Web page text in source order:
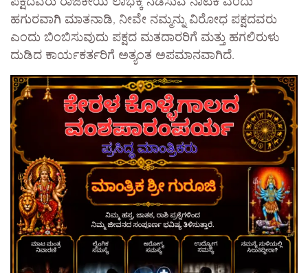
ಹಗುರವಾಗಿ ಮಾತನಾಡಿ, ನೀವೇ ನಮ್ಮನ್ನು ವಿರೋಧ ಪಕ್ಷದವರು
ಎಂದು ಬಿಂಬಿಸುವುದು ಪಕ್ಷದ ಮತದಾರರಿಗೆ ಮತ್ತು ಹಗಲಿರುಳು
ದುಡಿದ ಕಾರ್ಯಕರ್ತರಿಗೆ ಅತ್ಯಂತ ಅಪಮಾನವಾಗಿದೆ.